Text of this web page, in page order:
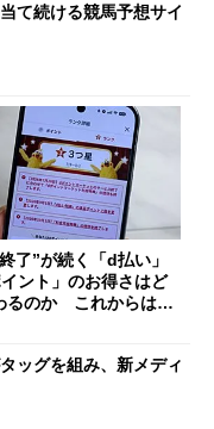
て続ける競馬予想サイ
了”が続く「d払い」
イント」のお得さはど
るのか これからは
ッグを組み、新メディ